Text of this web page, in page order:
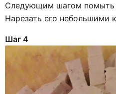
Следующим шагом помыть
Нарезать его небольшими
Шаг 4